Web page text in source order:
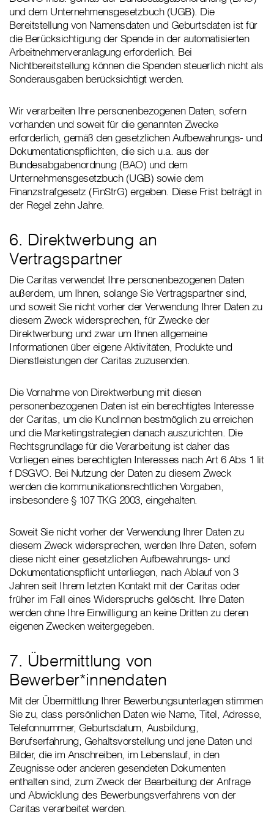
und dem Unternehmensgesetzbuch (UGB). Die
Bereitstellung von Namensdaten und Geburtsdaten ist für
die Berücksichtigung der Spende in der automatisierten
Arbeitnehmerveranlagung erforderlich. Bei
Nichtbereitstellung können die Spenden steuerlich nicht als
Sonderausgaben berücksichtigt werden.
Wir verarbeiten Ihre personenbezogenen Daten, sofern
vorhanden und soweit für die genannten Zwecke
erforderlich, gemäß den gesetzlichen Aufbewahrungs- und
Dokumentationspflichten, die sich u.a. aus der
Bundesabgabenordnung (BAO) und dem
Unternehmensgesetzbuch (UGB) sowie dem
Finanzstrafgesetz (FinStrG) ergeben. Diese Frist beträgt in
der Regel zehn Jahre.
6. Direktwerbung an
Vertragspartner
Die Caritas verwendet Ihre personenbezogenen Daten
außerdem, um Ihnen, solange Sie Vertragspartner sind,
und soweit Sie nicht vorher der Verwendung Ihrer Daten zu
diesem Zweck widersprechen, für Zwecke der
Direktwerbung und zwar um Ihnen allgemeine
Informationen über eigene Aktivitäten, Produkte und
Dienstleistungen der Caritas zuzusenden.
Die Vornahme von Direktwerbung mit diesen
personenbezogenen Daten ist ein berechtigtes Interesse
der Caritas, um die KundInnen bestmöglich zu erreichen
und die Marketingstrategien danach auszurichten. Die
Rechtsgrundlage für die Verarbeitung ist daher das
Vorliegen eines berechtigten Interesses nach Art 6 Abs 1 lit
f DSGVO. Bei Nutzung der Daten zu diesem Zweck
werden die kommunikationsrechtlichen Vorgaben,
insbesondere § 107 TKG 2003, eingehalten.
Soweit Sie nicht vorher der Verwendung Ihrer Daten zu
diesem Zweck widersprechen, werden Ihre Daten, sofern
diese nicht einer gesetzlichen Aufbewahrungs- und
Dokumentationspflicht unterliegen, nach Ablauf von 3
Jahren seit Ihrem letzten Kontakt mit der Caritas oder
früher im Fall eines Widerspruchs gelöscht. Ihre Daten
werden ohne Ihre Einwilligung an keine Dritten zu deren
eigenen Zwecken weitergegeben.
7. Übermittlung von
Bewerber*innendaten
Mit der Übermittlung Ihrer Bewerbungsunterlagen stimmen
Sie zu, dass persönlichen Daten wie Name, Titel, Adresse,
Telefonnummer, Geburtsdatum, Ausbildung,
Berufserfahrung, Gehaltsvorstellung und jene Daten und
Bilder, die im Anschreiben, im Lebenslauf, in den
Zeugnisse oder anderen gesendeten Dokumenten
enthalten sind, zum Zweck der Bearbeitung der Anfrage
und Abwicklung des Bewerbungsverfahrens von der
Caritas verarbeitet werden.